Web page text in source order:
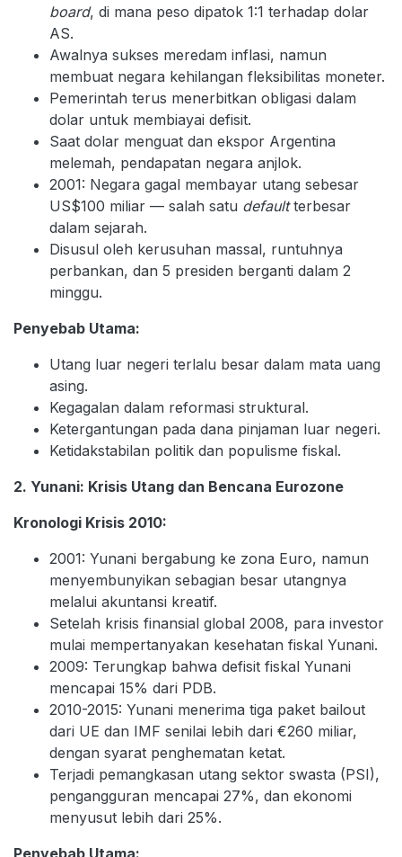
board, di mana peso dipatok 1:1 terhadap dolar
AS.
Awalnya sukses meredam inflasi, namun
membuat negara kehilangan fleksibilitas moneter.
Pemerintah terus menerbitkan obligasi dalam
dolar untuk membiayai defisit.
Saat dolar menguat dan ekspor Argentina
melemah, pendapatan negara anjlok.
2001: Negara gagal membayar utang sebesar
US$100 miliar — salah satu defaultterbesar
dalam sejarah.
Disusul oleh kerusuhan massal, runtuhnya
perbankan, dan 5 presiden berganti dalam 2
minggu.
Penyebab Utama:
Utang luar negeri terlalu besar dalam mata uang
asing.
Kegagalan dalam reformasi struktural.
Ketergantungan pada dana pinjaman luar negeri.
Ketidakstabilan politik dan populisme fiskal.
2. Yunani: Krisis Utang dan Bencana Eurozone
Kronologi Krisis 2010:
2001: Yunani bergabung ke zona Euro, namun
menyembunyikan sebagian besar utangnya
melalui akuntansi kreatif.
Setelah krisis finansial global 2008, para investor
mulai mempertanyakan kesehatan fiskal Yunani.
2009: Terungkap bahwa defisit fiskal Yunani
mencapai 15% dari PDB.
2010-2015: Yunani menerima tiga paket bailout
dari UE dan IMF senilai lebih dari €260 miliar,
dengan syarat penghematan ketat.
Terjadi pemangkasan utang sektor swasta (PSI),
pengangguran mencapai 27%, dan ekonomi
menyusut lebih dari 25%.
Penyebab Utama: